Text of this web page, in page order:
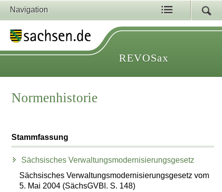
Navigation
REVOSax
Normenhistorie
Stammfassung
Sächsisches Verwaltungsmodernisierungsgesetz
Sächsisches Verwaltungsmodernisierungsgesetz vom
5. Mai 2004 (SächsGVBl. S. 148)